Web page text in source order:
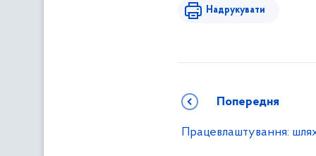
Надрукувати
Попередня
Працевлаштування: